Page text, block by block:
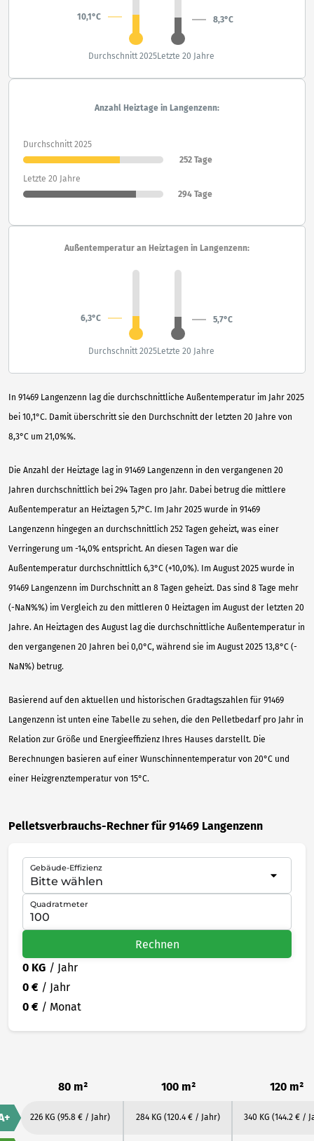
In 91469 Langenzenn lag die durchschnittliche Außentemperatur im Jahr 2025
bei 10,1°C. Damit überschritt sie den Durchschnitt der letzten 20 Jahre von
8,3°C um 21,0%%.
Die Anzahl der Heiztage lag in 91469 Langenzenn in den vergangenen 20
Jahren durchschnittlich bei 294 Tagen pro Jahr. Dabei betrug die mittlere
Außentemperatur an Heiztagen 5,7°C. Im Jahr 2025 wurde in 91469
Langenzenn hingegen an durchschnittlich 252 Tagen geheizt, was einer
Verringerung um -14,0% entspricht. An diesen Tagen war die
Außentemperatur durchschnittlich 6,3°C (+10,0%). Im August 2025 wurde in
91469 Langenzenn im Durchschnitt an 8 Tagen geheizt. Das sind 8 Tage mehr
(-NaN%%) im Vergleich zu den mittleren 0 Heiztagen im August der letzten 20
Jahre. An Heiztagen des August lag die durchschnittliche Außentemperatur in
den vergangenen 20 Jahren bei 0,0°C, während sie im August 2025 13,8°C (-
NaN%) betrug.
Basierend auf den aktuellen und historischen Gradtagszahlen für 91469
Langenzenn ist unten eine Tabelle zu sehen, die den Pelletbedarf pro Jahr in
Relation zur Größe und Energieeffizienz Ihres Hauses darstellt. Die
Berechnungen basieren auf einer Wunschinnentemperatur von 20°C und
einer Heizgrenztemperatur von 15°C.
10,1°C 8,3°C
Durchschnitt 2025Letzte 20 Jahre
Anzahl Heiztage in Langenzenn:
Durchschnitt 2025
252 Tage
Letzte 20 Jahre
294 Tage
Außentemperatur an Heiztagen in Langenzenn:
6,3°C 5,7°C
Durchschnitt 2025Letzte 20 Jahre
Pelletsverbrauchs-Rechner für 91469 Langenzenn
Gebäude-Effizienz
Quadratmeter
Rechnen
0 KG / Jahr
0 € / Jahr
0 € / Monat
80 m² 100 m² 120 m²
226 KG (95.8 € / Jahr) 284 KG (120.4 € / Jahr) 340 KG (144.2 € /